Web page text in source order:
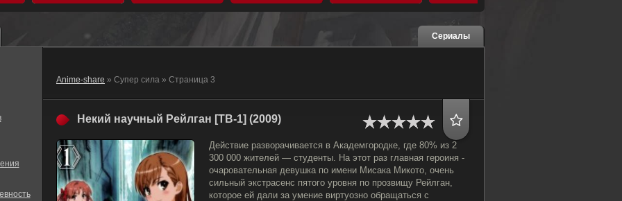
Сериалы
Anime-share » Супер сила » Страница 3
Некий научный Рейлган [ТВ-1] (2009)
Действие разворачивается в Академгородке, где 80% из 2
300 000 жителей — студенты. На этот раз главная героиня -
очаровательная девушка по имени Мисака Микото, очень
сильный экстрасенс пятого уровня по прозвищу Рейлган,
которое ей дали за умение виртуозно обращаться с